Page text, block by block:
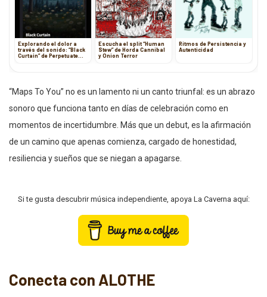
Explorando el dolor a
través del sonido: “Black
Curtain” de Perpetuate
Escucha el split “Human
Stew” de Horda Cannibal
y Onion Terror
Ritmos de Persistencia y
Autenticidad
“Maps To You” no es un lamento ni un canto triunfal: es un abrazo
sonoro que funciona tanto en días de celebración como en
momentos de incertidumbre. Más que un debut, es la afirmación
de un camino que apenas comienza, cargado de honestidad,
resiliencia y sueños que se niegan a apagarse.
Si te gusta descubrir música independiente, apoya La Caverna aquí:
Conecta con ALOTHE